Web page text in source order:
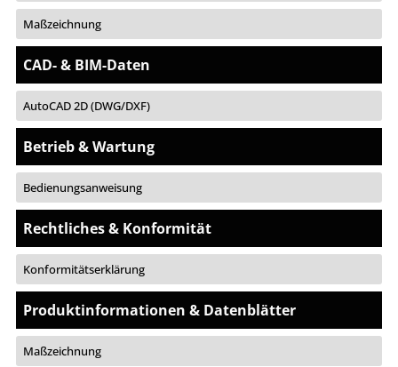
Maßzeichnung
CAD- & BIM-Daten
AutoCAD 2D (DWG/DXF)
Betrieb & Wartung
Bedienungsanweisung
Rechtliches & Konformität
Konformitätserklärung
Produktinformationen & Datenblätter
Maßzeichnung